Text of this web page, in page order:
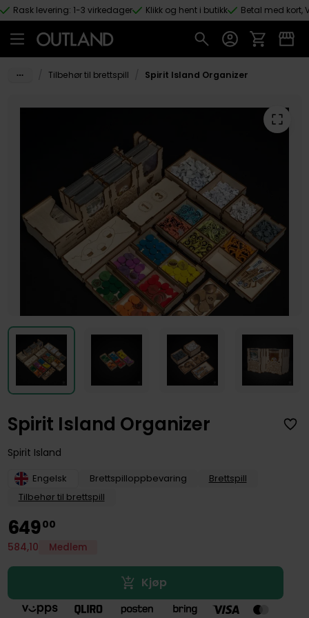
Hopp til hovedinnhold
Rask levering: 1-3 virkedager Klikk og hent i butikk Betal med kort,
Tilbehør til brettspill Spirit Island Organizer
Spirit Island Organizer
Spirit Island
Engelsk Brettspilloppbevaring
Brettspill
Tilbehør til brettspill
64900
584,10 Medlem
Kjøp